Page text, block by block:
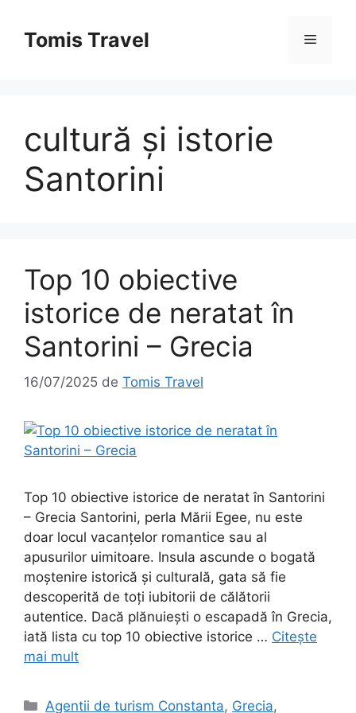
conținutTomis Travel Meniu
cultură și istorie
Santorini
Top 10 obiective
istorice de neratat în
Santorini – Grecia
16/07/2025 de Tomis Travel
Top 10 obiective istorice de neratat în Santorini
– Grecia Santorini, perla Mării Egee, nu este
doar locul vacanțelor romantice sau al
apusurilor uimitoare. Insula ascunde o bogată
moștenire istorică și culturală, gata să fie
descoperită de toți iubitorii de călătorii
autentice. Dacă plănuiești o escapadă în Grecia,
iată lista cu top 10 obiective istorice … Citește
mai mult
Categorii
Agentii de turism Constanta, Grecia,